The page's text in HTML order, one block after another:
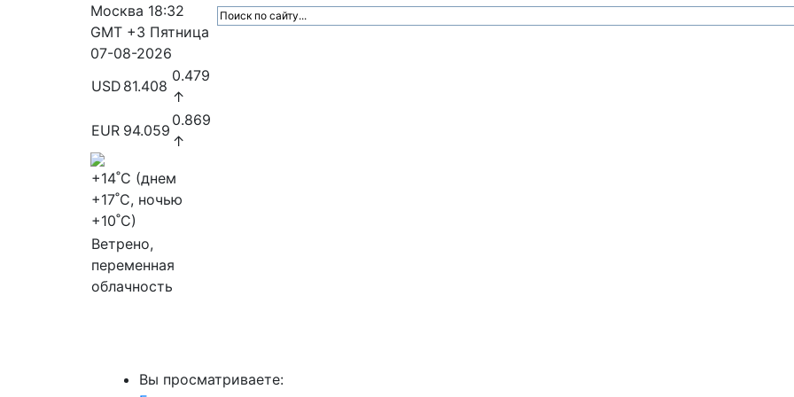
Москва 18:32
GMT +3 Пятница
07-08-2026
USD 81.408
0.479
↑
EUR 94.059
0.869
↑
+14˚C (днем
+17˚C, ночью
+10˚C)
Ветрено,
переменная
облачность
Вы просматриваете: